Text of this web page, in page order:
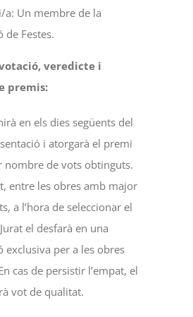
a: Un membre de la
de Festes.
veredicte i
premis:
en els dies següents del
i atorgarà el premi
nombre de vots obtinguts.
entre les obres amb major
a l’hora de seleccionar el
el desfarà en una
exclusiva per a les obres
cas de persistir l’empat, el
vot de qualitat.